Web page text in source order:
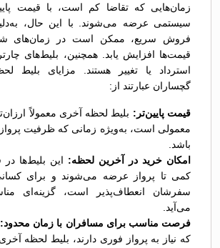
زمان‌هایی که تقاضا کم است، با قیمت
سیستمی عرضه می‌شوند. با این حال،
فروش سریع، ممکن است در زمان‌های
قیمت‌ها افزایش یابد. همچنین، بلیط‌های
استرداد یا تغییر هستند. مزایای بلیط
گچساران عبارتند از:
قیمت پایین‌تر: بلیط لحظه آخری معمولاً
معمولی است، به‌ویژه زمانی که ظرفیت
باشد.
امکان خرید در آخرین لحظه: این بلیط‌ها
کمی تا پرواز عرضه می‌شوند و برای
سفرشان انعطاف‌پذیر است، گزینه‌ای
می‌آید.
فرصت مناسب برای مسافران با زمان محدود:
که نیاز به پرواز فوری دارند، بلیط لحظه